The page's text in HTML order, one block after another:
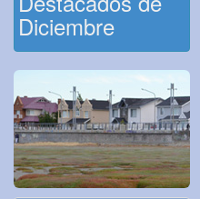
Diciembre